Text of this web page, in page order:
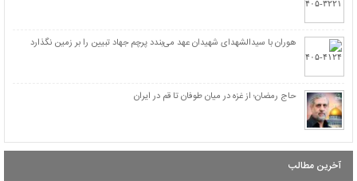
هوران با سیدالشهدای شهیدان عهد می‌بندد پرچم جهاد تبیین را بر زمین نگذارد
حاج رمضان؛ از غزه در میان طوفان تا قم در ایران
آخرین مطالب